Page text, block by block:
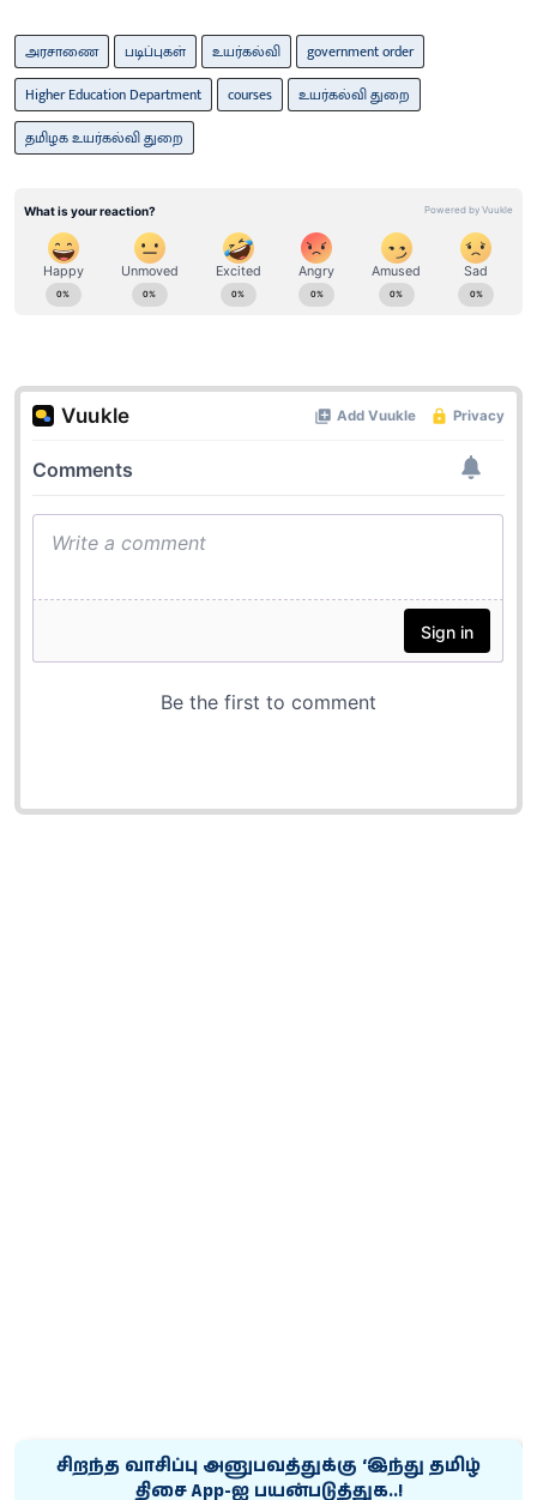
அரசாணை படிப்புகள் உயர்கல்வி
government order
Higher Education Department
courses
உயர்கல்வி துறை
தமிழக உயர்கல்வி துறை
சிறந்த வாசிப்பு அனுபவத்துக்கு ‘இந்து தமிழ்
திசை App-ஐ பயன்படுத்துக..!